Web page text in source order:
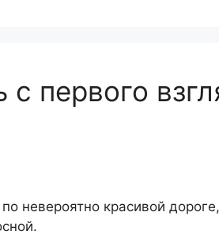
с первого
невероятно красивой